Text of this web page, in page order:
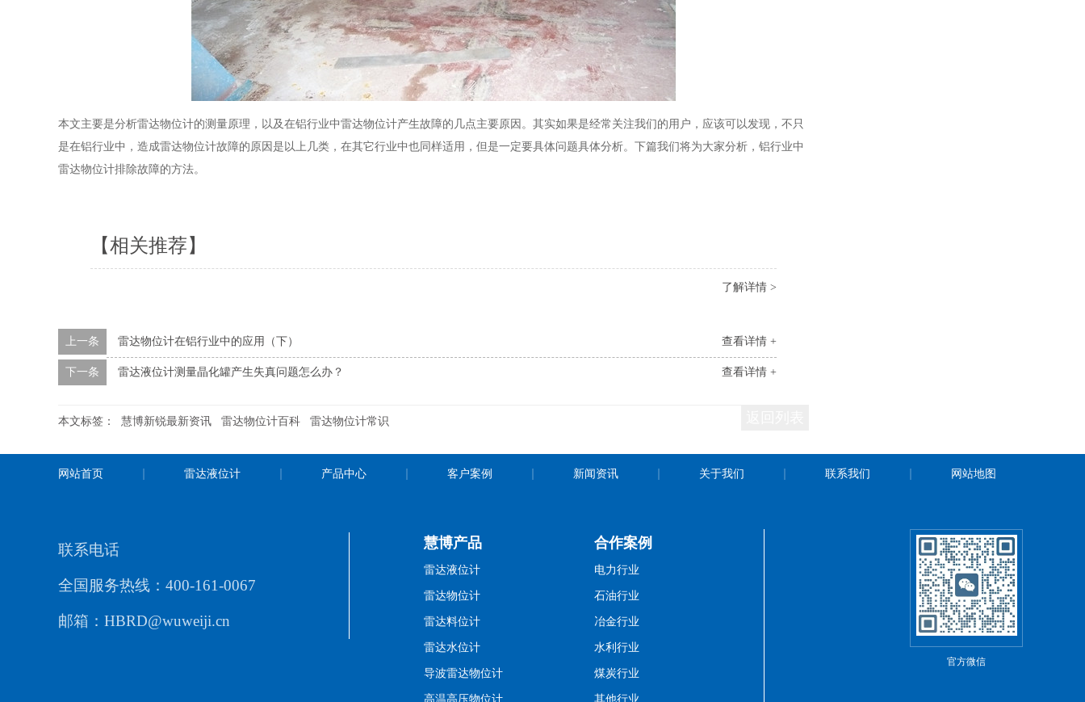
本文主要是分析雷达物位计的测量原理，以及在铝行业中雷达物位计产生故障的几点主要原因。其实如果是经常关注我们的用户，应该可以发现，不只
是在铝行业中，造成雷达物位计故障的原因是以上几类，在其它行业中也同样适用，但是一定要具体问题具体分析。下篇我们将为大家分析，铝行业中
雷达物位计排除故障的方法。
【相关推荐】
了解详情 >
查看详情 +
上一条 雷达物位计在铝行业中的应用（下）
查看详情 +
下一条 雷达液位计测量晶化罐产生失真问题怎么办？
本文标签： 慧博新锐最新资讯 雷达物位计百科 雷达物位计常识
网站首页 雷达液位计 产品中心 客户案例 新闻资讯 关于我们 联系我们 网站地图
联系电话
全国服务热线：400-161-0067
邮箱：HBRD@wuweiji.cn
慧博产品
雷达液位计
雷达物位计
雷达料位计
雷达水位计
导波雷达物位计
高温高压物位计
合作案例
电力行业
石油行业
冶金行业
水利行业
煤炭行业
其他行业
官方微信